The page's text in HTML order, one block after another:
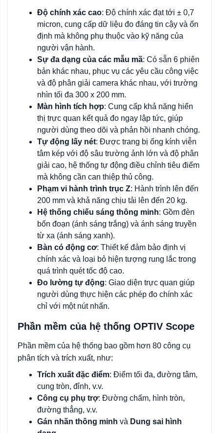
Độ chính xác cao: Độ chính xác đạt tới ± 0,7
micron, cung cấp dữ liệu đo đáng tin cậy và ổn
định mà không phụ thuộc vào kỹ năng của
người vận hành.
Sự đa dạng của các mẫu mã: Có sẵn 6 phiên
bản khác nhau, phục vụ các yêu cầu công việc
và độ phân giải camera khác nhau, với trường
nhìn tối đa 300 x 200 mm.
Màn hình tích hợp: Cung cấp khả năng hiển
thị trực quan kết quả đo ngay lập tức, giúp
người dùng theo dõi và phản hồi nhanh chóng.
Tự động lấy nét: Được trang bị ống kính viễn
tâm kép với độ sâu trường ảnh lớn và độ phân
giải cao, hệ thống tự động điều chỉnh tiêu điểm
mà không cần can thiệp thủ công.
Phạm vi hành trình trục Z: Hành trình lên đến
200 mm và khả năng chịu tải lên đến 20 kg.
Hệ thống chiếu sáng thông minh: Gồm đèn
bốn đoạn (ánh sáng trắng) và ánh sáng truyền
từ xa (ánh sáng xanh).
Bàn có động cơ: Thiết kế đảm bảo định vị
chính xác và loại bỏ hiện tượng rung lắc trong
quá trình quét tốc độ cao.
Đo lường tự động: Giao diện trực quan giúp
người dùng thực hiện các phép đo chính xác
chỉ với một nút nhấn.
Phần mềm của hệ thống OPTIV Scope
Phần mềm của hệ thống bao gồm hơn 80 công cụ
phân tích và trích xuất, như:
Trích xuất đặc điểm: Điểm tối đa, đường tâm,
cung tròn, đỉnh, v.v.
Công cụ phụ trợ: Đường chấm, hình tròn,
đường thẳng, v.v.
Gán nhãn thông minh và Dung sai hình